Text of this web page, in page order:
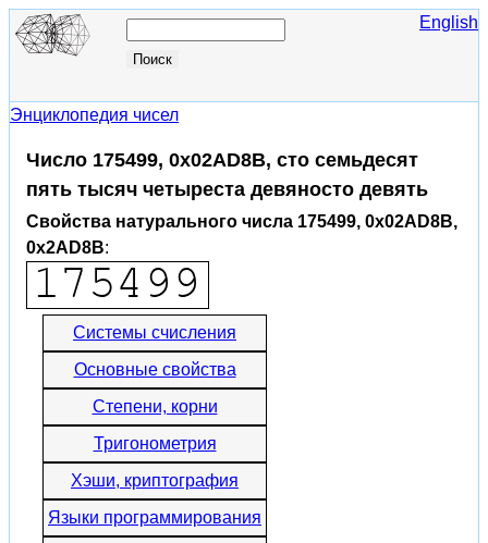
English
Энциклопедия чисел
Число 175499, 0x02AD8B, сто семьдесят
пять тысяч четыреста девяносто девять
Свойства натурального числа 175499, 0x02AD8B,
0x2AD8B:
Системы счисления
Основные свойства
Степени, корни
Тригонометрия
Хэши, криптография
Языки программирования